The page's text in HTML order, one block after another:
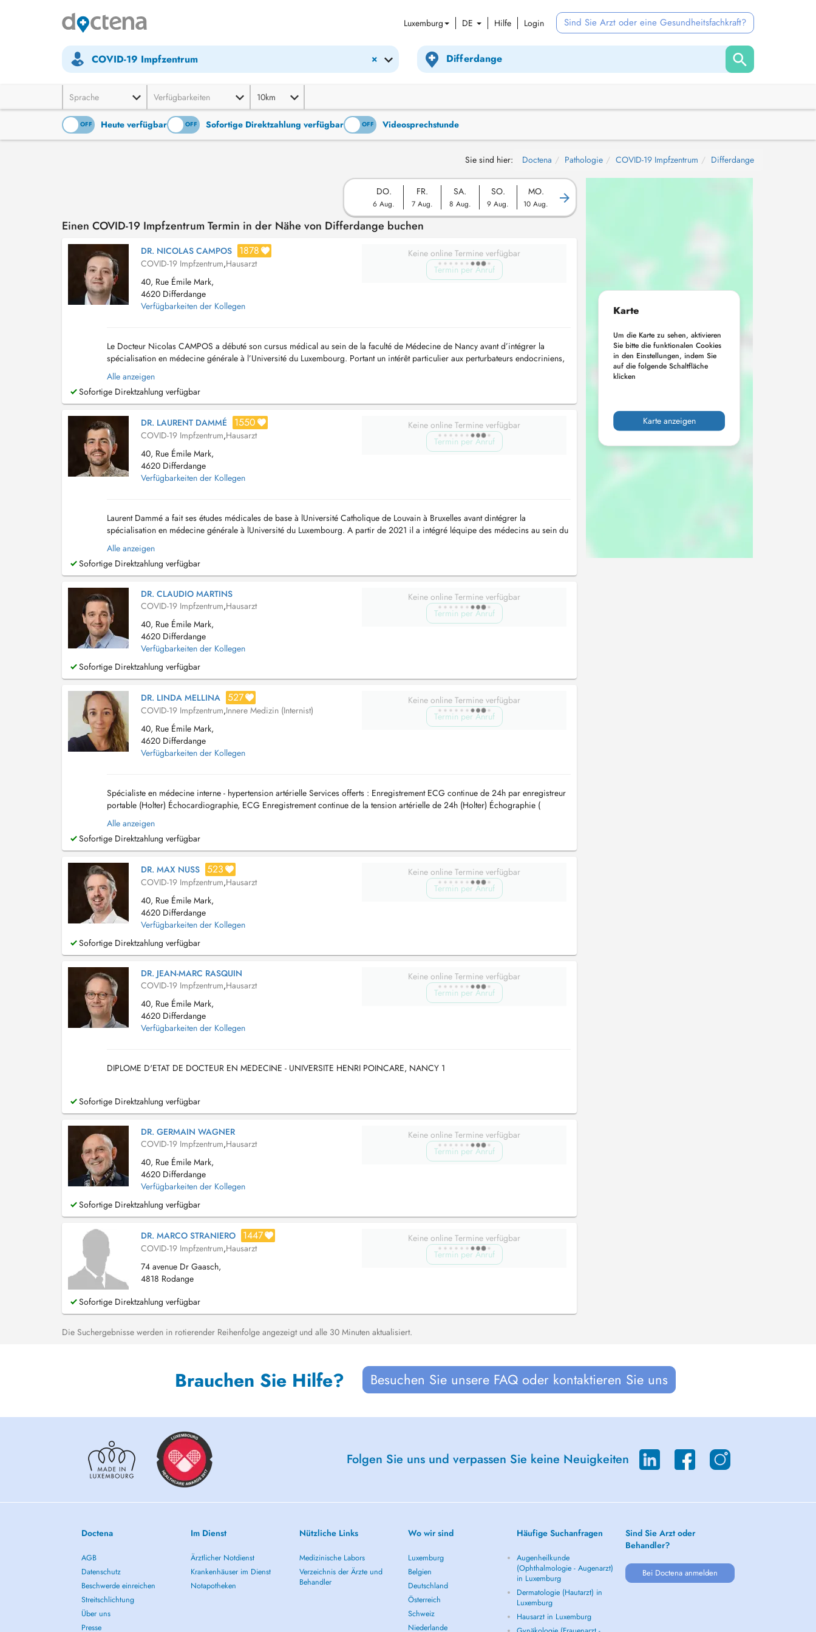
Luxemburg DE Hilfe Login Sind Sie Arzt oder eine Gesundheitsfachkraft?
×
COVID-19 Impfzentrum
Sprache Verfügbarkeiten 10km
OFF Heute verfügbar
ON OFF Sofortige Direktzahlung verfügbar
ON OFF Videosprechstunde
Sie sind hier: Doctena Pathologie COVID-19 Impfzentrum Differdange
DO.
6 Aug.
FR.
7 Aug.
SA.
8 Aug.
SO.
9 Aug.
MO.
10 Aug.
Einen COVID-19 Impfzentrum Termin in der Nähe von Differdange buchen
DR. NICOLAS CAMPOS 1878
COVID-19 Impfzentrum,Hausarzt
40, Rue Émile Mark,
4620 Differdange
Verfügbarkeiten der Kollegen
Keine online Termine verfügbar
Termin per Anruf
Le Docteur Nicolas CAMPOS a débuté son cursus médical au sein de la faculté de Médecine de Nancy avant d’intégrer la
spécialisation en médecine générale à l’Université du Luxembourg. Portant un intérêt particulier aux perturbateurs endocriniens,
il réalise un double cursus afin de mener à bien son p...
Alle anzeigen
Sofortige Direktzahlung verfügbar
DR. LAURENT DAMMÉ 1550
COVID-19 Impfzentrum,Hausarzt
40, Rue Émile Mark,
4620 Differdange
Verfügbarkeiten der Kollegen
Keine online Termine verfügbar
Termin per Anruf
Laurent Dammé a fait ses études médicales de base à lUniversité Catholique de Louvain à Bruxelles avant dintégrer la
spécialisation en médecine générale à lUniversité du Luxembourg. A partir de 2021 il a intégré léquipe des médecins au sein du
Centre Médical de Differdange, Ayant un attrait particul...
Alle anzeigen
Sofortige Direktzahlung verfügbar
DR. CLAUDIO MARTINS
COVID-19 Impfzentrum,Hausarzt
40, Rue Émile Mark,
4620 Differdange
Verfügbarkeiten der Kollegen
Keine online Termine verfügbar
Termin per Anruf
Sofortige Direktzahlung verfügbar
DR. LINDA MELLINA 527
COVID-19 Impfzentrum,Innere Medizin (Internist)
40, Rue Émile Mark,
4620 Differdange
Verfügbarkeiten der Kollegen
Keine online Termine verfügbar
Termin per Anruf
Spécialiste en médecine interne - hypertension artérielle Services offerts : Enregistrement ECG continue de 24h par enregistreur
portable (Holter) Échocardiographie, ECG Enregistrement continue de la tension artérielle de 24h (Holter) Échographie (
thyroïde, abdomen, carotides, veines memb...
Alle anzeigen
Sofortige Direktzahlung verfügbar
DR. MAX NUSS 523
COVID-19 Impfzentrum,Hausarzt
40, Rue Émile Mark,
4620 Differdange
Verfügbarkeiten der Kollegen
Keine online Termine verfügbar
Termin per Anruf
Sofortige Direktzahlung verfügbar
DR. JEAN-MARC RASQUIN
COVID-19 Impfzentrum,Hausarzt
40, Rue Émile Mark,
4620 Differdange
Verfügbarkeiten der Kollegen
Keine online Termine verfügbar
Termin per Anruf
DIPLOME D'ETAT DE DOCTEUR EN MEDECINE - UNIVERSITE HENRI POINCARE, NANCY 1
Sofortige Direktzahlung verfügbar
DR. GERMAIN WAGNER
COVID-19 Impfzentrum,Hausarzt
40, Rue Émile Mark,
4620 Differdange
Verfügbarkeiten der Kollegen
Keine online Termine verfügbar
Termin per Anruf
Sofortige Direktzahlung verfügbar
DR. MARCO STRANIERO 1447
COVID-19 Impfzentrum,Hausarzt
74 avenue Dr Gaasch,
4818 Rodange
Keine online Termine verfügbar
Termin per Anruf
Sofortige Direktzahlung verfügbar
Die Suchergebnisse werden in rotierender Reihenfolge angezeigt und alle 30 Minuten aktualisiert.
Karte
Um die Karte zu sehen, aktivieren
Sie bitte die funktionalen Cookies
in den Einstellungen, indem Sie
auf die folgende Schaltfläche
klicken
Karte anzeigen
Brauchen Sie Hilfe? Besuchen Sie unsere FAQ oder kontaktieren Sie uns
Folgen Sie uns und verpassen Sie keine Neuigkeiten
Doctena
AGB
Datenschutz
Beschwerde einreichen
Streitschlichtung
Über uns
Presse
Im Dienst
Ärztlicher Notdienst
Krankenhäuser im Dienst
Notapotheken
Nützliche Links
Medizinische Labors
Verzeichnis der Ärzte und
Behandler
Wo wir sind
Luxemburg
Belgien
Deutschland
Österreich
Schweiz
Niederlande
Häufige Suchanfragen
Augenheilkunde
(Ophthalmologie - Augenarzt)
in Luxemburg
Dermatologie (Hautarzt) in
Luxemburg
Hausarzt in Luxemburg
Sind Sie Arzt oder
Behandler?
Bei Doctena anmelden